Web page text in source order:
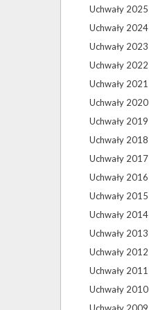
Uchwały 2025
Uchwały 2024
Uchwały 2023
Uchwały 2022
Uchwały 2021
Uchwały 2020
Uchwały 2019
Uchwały 2018
Uchwały 2017
Uchwały 2016
Uchwały 2015
Uchwały 2014
Uchwały 2013
Uchwały 2012
Uchwały 2011
Uchwały 2010